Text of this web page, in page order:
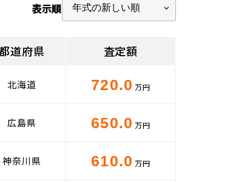
表示順
道府県 査定額
北海道 720.0 万円
広島県 650.0 万円
神奈川県 610.0 万円